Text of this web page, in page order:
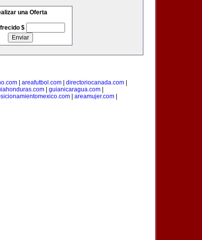
una Oferta
$
areafutbol.com directoriocanada.com
| guianicaragua.com|
areamujer.com